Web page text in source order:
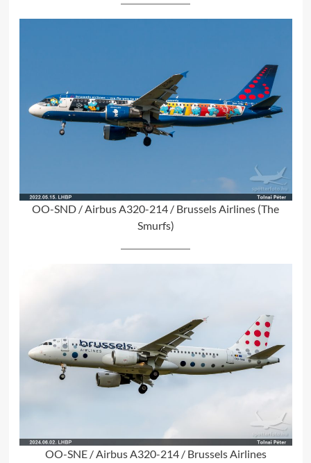
OO-SND / Airbus A320-214 / Brussels Airlines (The
Smurfs)
OO-SNE / Airbus A320-214 / Brussels Airlines